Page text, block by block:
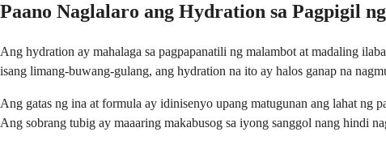
Paano Naglalaro ang Hydration sa Pagpigil
Ang hydration ay mahalaga sa pagpapanatili ng malambot at madaling
isang limang-buwang-gulang, ang hydration na ito ay halos ganap na
Ang gatas ng ina at formula ay idinisenyo upang matugunan ang lahat
Ang sobrang tubig ay maaaring makabusog sa iyong sanggol nang hindi